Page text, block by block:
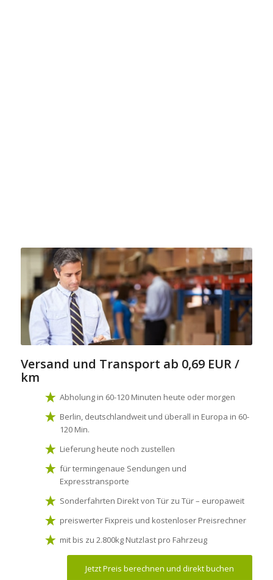
Versand und Transport ab 0,69 EUR /
km
Abholung in 60-120 Minuten heute oder morgen
Berlin, deutschlandweit und überall in Europa in 60-
120 Min.
Lieferung heute noch zustellen
für termingenaue Sendungen und
Expresstransporte
Sonderfahrten Direkt von Tür zu Tür – europaweit
preiswerter Fixpreis und kostenloser Preisrechner
mit bis zu 2.800kg Nutzlast pro Fahrzeug
Jetzt Preis berechnen und direkt buchen